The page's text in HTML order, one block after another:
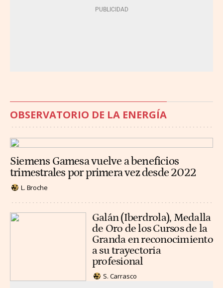
OBSERVATORIO DE LA ENERGÍA
Siemens Gamesa vuelve a beneficios
trimestrales por primera vez desde 2022
L. Broche
Galán (Iberdrola), Medalla
de Oro de los Cursos de la
Granda en reconocimiento
a su trayectoria
profesional
S. Carrasco